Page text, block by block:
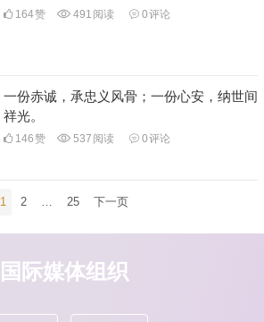
164赞 491 阅读 0评论
一份赤诚，承忠义风骨；一份心安，纳世间
祥光。
146赞 537 阅读 0评论
1 2 25 下一页
国际媒体组织